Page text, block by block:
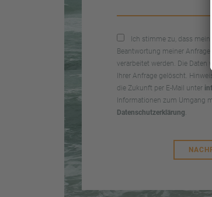
Ich stimme zu, dass
Beantwortung meiner
verarbeitet werden. Die Daten
Ihrer Anfrage gelöscht.
die Zukunft per E-Mail unter
Informationen zum Umgang
Datenschutzerklärung.